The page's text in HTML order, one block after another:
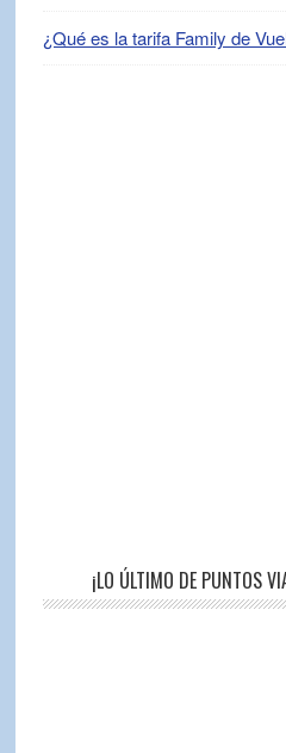
¿Qué es la tarifa Family de
¡LO ÚLTIMO DE PUNTOS